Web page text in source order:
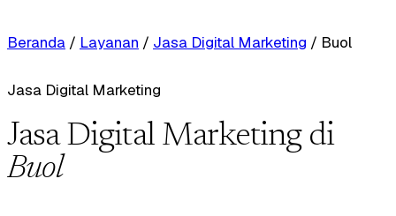
Beranda / Layanan / Jasa Digital Marketing / Buol
Jasa Digital Marketing
Jasa Digital Marketing di
Buol